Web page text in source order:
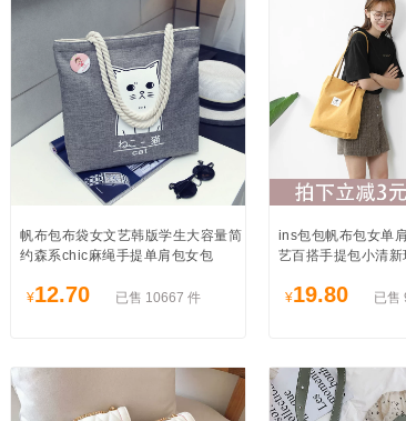
帆布包布袋女文艺韩版学生大容量简
约森系chic麻绳手提单肩包女包
¥12.70 已售 10667 件
ins包包帆布包女单
艺百搭手提包小清
¥19.80 已售